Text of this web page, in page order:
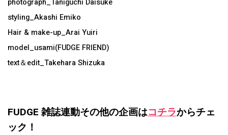
photograph_Taniguchi Daisuke
styling_Akashi Emiko
Hair & make-up_Arai Yuiri
model_usami(FUDGE FRIEND)
text＆edit_Takehara Shizuka
FUDGE 雑誌連動その他の企画はコチラからチェ
ック！